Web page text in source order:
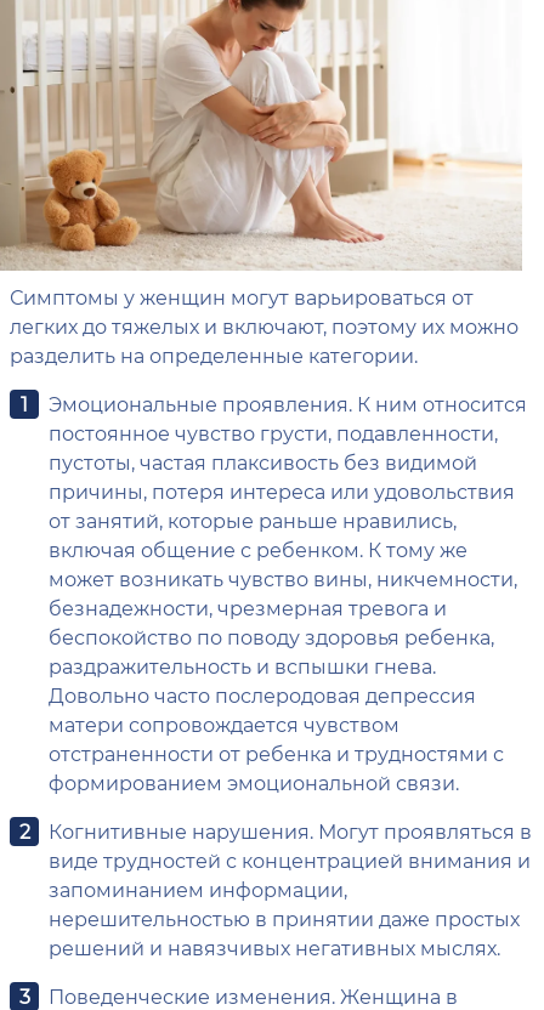
Симптомы у женщин могут варьироваться от
легких до тяжелых и включают, поэтому их можно
разделить на определенные категории.
Эмоциональные проявления. К ним относится
постоянное чувство грусти, подавленности,
пустоты, частая плаксивость без видимой
причины, потеря интереса или удовольствия
от занятий, которые раньше нравились,
включая общение с ребенком. К тому же
может возникать чувство вины, никчемности,
безнадежности, чрезмерная тревога и
беспокойство по поводу здоровья ребенка,
раздражительность и вспышки гнева.
Довольно часто послеродовая депрессия
матери сопровождается чувством
отстраненности от ребенка и трудностями с
формированием эмоциональной связи.
Когнитивные нарушения. Могут проявляться в
виде трудностей с концентрацией внимания и
запоминанием информации,
нерешительностью в принятии даже простых
решений и навязчивых негативных мыслях.
Поведенческие изменения. Женщина в